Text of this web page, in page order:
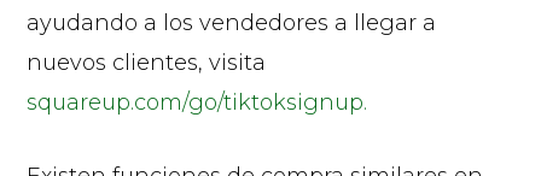
ayudando a los vendedores a llegar a
nuevos clientes, visita
squareup.com/go/tiktoksignup.